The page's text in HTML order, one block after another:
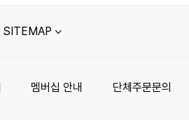
SITEMAP
멤버십 안내 단체주문문의